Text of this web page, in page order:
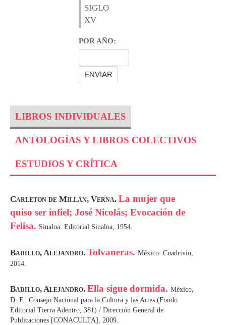
SIGLO
XV
POR AÑO:
LIBROS INDIVIDUALES
ANTOLOGÍAS Y LIBROS COLECTIVOS
ESTUDIOS Y CRÍTICA
Carleton de Millán, Verna. La mujer que
quiso ser infiel; José Nicolás; Evocación de
Felisa. Sinaloa: Editorial Sinaloa, 1954.
Badillo, Alejandro. Tolvaneras. México: Cuadrivio,
2014.
Badillo, Alejandro. Ella sigue dormida. México,
D. F.: Consejo Nacional para la Cultura y las Artes (Fondo
Editorial Tierra Adentro; 381) / Dirección General de
Publicaciones [CONACULTA], 2009.